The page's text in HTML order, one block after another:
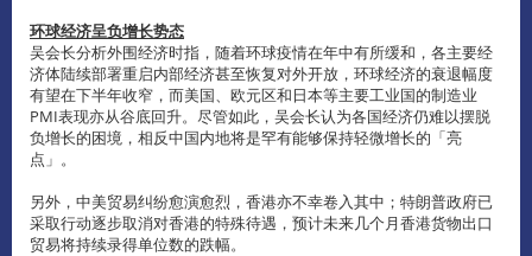
环球经济呈负增长势态
吴会长分析外围经济时指，随着环球疫情在年中有所缓和，各主要经
济体陆续部署重启内部经济甚至恢复对外开放，环球经济的衰退幅度
有望在下半年收窄，而美国、欧元区和日本等主要工业国的制造业
PMI表现亦从谷底回升。尽管如此，吴会长认为各国经济仍难以摆脱
负增长的困境，相反中国内地将是罕有能够保持轻微增长的「亮
点」。
另外，中美贸易纠纷愈演愈烈，香港亦不幸卷入其中；特朗普政府已
采取行动逐步取消对香港的特殊待遇，预计未来几个月香港货物出口
贸易将持续录得单位数的跌幅。